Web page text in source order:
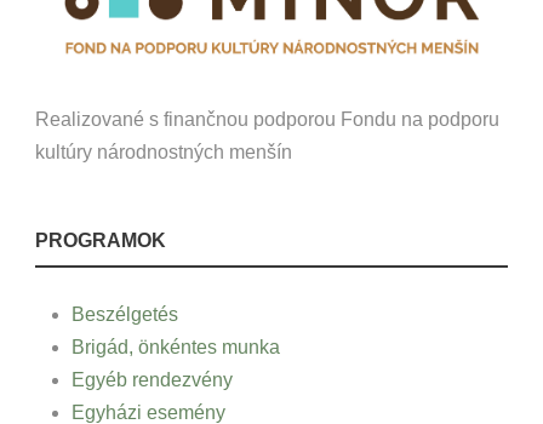
Realizované s finančnou podporou Fondu na podporu
kultúry národnostných menšín
PROGRAMOK
Beszélgetés
Brigád, önkéntes munka
Egyéb rendezvény
Egyházi esemény